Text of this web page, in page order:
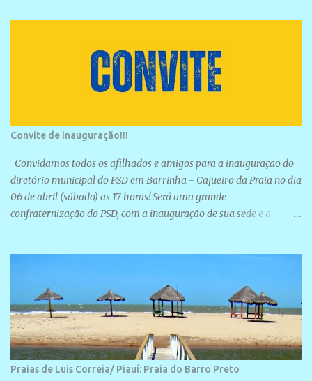
Convite de inauguração!!!
Convidamos todos os afilhados e amigos para a inauguração do
diretório municipal do PSD em Barrinha - Cajueiro da Praia no dia
06 de abril (sábado) as 17 horas! Será uma grande
confraternização do PSD, com a inauguração de sua sede e a
Praias de Luis Correia/ Piauí: Praia do Barro Preto